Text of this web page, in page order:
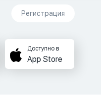
Регистрация
Доступно в
App Store